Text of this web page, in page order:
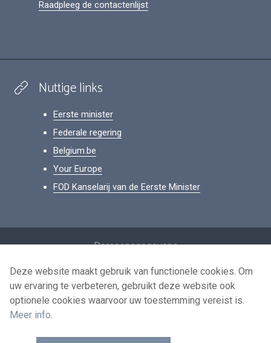
Raadpleeg de contactenlijst
Nuttige links
Eerste minister
Federale regering
Belgium.be
Your Europe
FOD Kanselarij van de Eerste Minister
Persoonsgegevens
Voorwaarden voor het hergebruik
Contacteer ons
Deze website maakt gebruik van functionele cookies. Om
uw ervaring te verbeteren, gebruikt deze website ook
optionele cookies waarvoor uw toestemming vereist is.
Meer info.